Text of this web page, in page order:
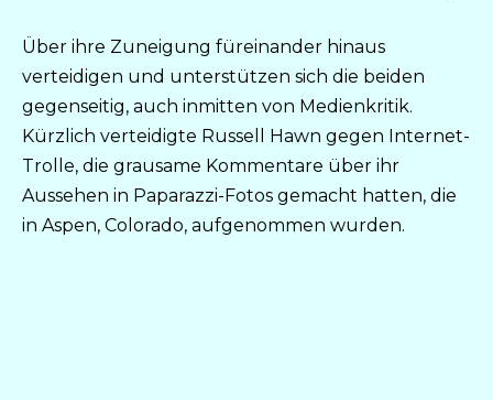
Über ihre Zuneigung füreinander hinaus
verteidigen und unterstützen sich die beiden
gegenseitig, auch inmitten von Medienkritik.
Kürzlich verteidigte Russell Hawn gegen Internet-
Trolle, die grausame Kommentare über ihr
Aussehen in Paparazzi-Fotos gemacht hatten, die
in Aspen, Colorado, aufgenommen wurden.